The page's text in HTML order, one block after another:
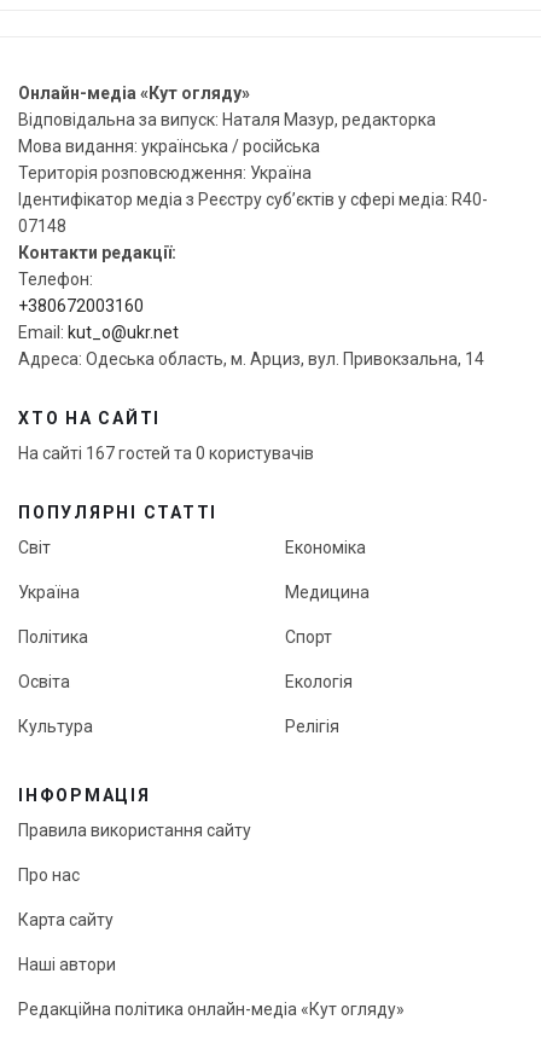
Онлайн-медіа «Кут огляду»
Відповідальна за випуск: Наталя Мазур, редакторка
Мова видання: українська / російська
Територія розповсюдження: Україна
Ідентифікатор медіа з Реєстру суб’єктів у сфері медіа: R40-
07148
Контакти редакції:
Телефон:
+380672003160
Email: kut_o@ukr.net
Адреса: Одеська область, м. Арциз, вул. Привокзальна, 14
ХТО НА САЙТІ
На сайті 167 гостей та 0 користувачів
ПОПУЛЯРНІ СТАТТІ
Світ
Україна
Політика
Освіта
Культура
Економіка
Медицина
Спорт
Екологія
Релігія
ІНФОРМАЦІЯ
Правила використання сайту
Про нас
Карта сайту
Наші автори
Редакційна політика онлайн-медіа «Кут огляду»